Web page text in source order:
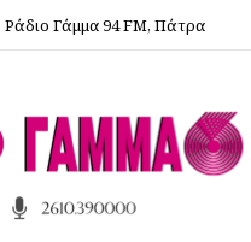
Γάμμα 94 FM, Πάτρα